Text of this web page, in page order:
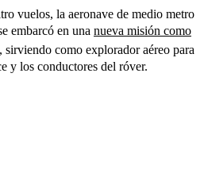
vuelos, la aeronave de medio metro
embarcó en una nueva misión como
, sirviendo como explorador aéreo para
y los conductores del róver.